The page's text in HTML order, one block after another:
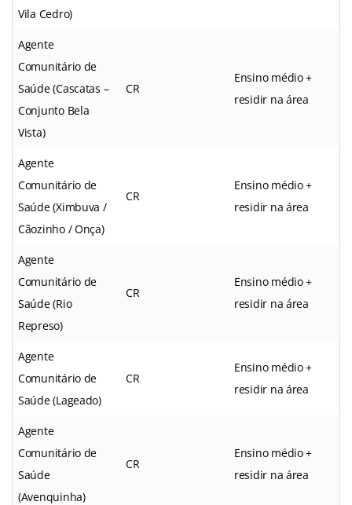
Vila Cedro)
Agente
Comunitário de
Saúde (Cascatas –
Conjunto Bela
Vista)
CR
Ensino médio +
residir na área
Agente
Comunitário de
Saúde (Ximbuva /
Cãozinho / Onça)
CR
Ensino médio +
residir na área
Agente
Comunitário de
Saúde (Rio
Represo)
CR
Ensino médio +
residir na área
Agente
Comunitário de
Saúde (Lageado)
CR
Ensino médio +
residir na área
Agente
Comunitário de
Saúde
(Avenquinha)
CR
Ensino médio +
residir na área